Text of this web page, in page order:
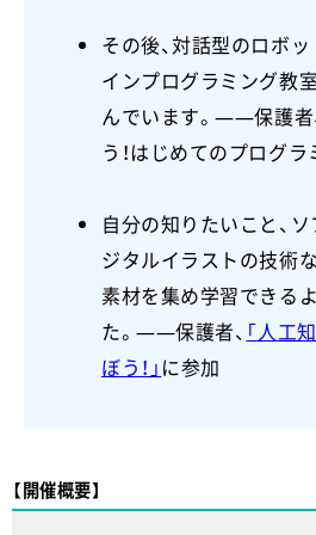
その後、対話型のロボッ
インプログラミング教
んでいます。――保護者
う！はじめてのプログラ
自分の知りたいこと、
ジタルイラストの技術
素材を集め学習できる
た。――保護者、 「人工
ぼう！」 に参加
【開催概要】